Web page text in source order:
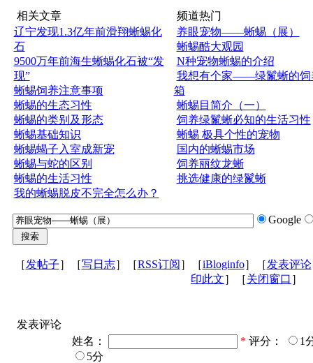
相关文章
辽宁发现1.3亿年前滑翔蜥蜴化
石
9500万年前海生蜥蜴化石被“发
现”
蜥蜴饲养注意事项
蜥蜴的生态习性
蜥蜴的类别及形态
蜥蜴基础知识
蜥蜴蝎子入室成新宠
蜥蜴与蛇的区别
蜥蜴的生活习性
我的蜥蜴脱皮不完全怎么办？
频道热门
养眼宠物——蜥蜴（展）
蜥蜴酷大观园
N种宠物蜥蜴的介绍
我想有个家——绿鬣蜥的饲
箱
蜥蜴目简介（一）
饲养绿鬣蜥必知的生活习性
蜥蜴 极具个性的宠物
国内的蜥蜴市场
饲养丽纹龙蜥
挑选健康的绿鬣蜥
Google
［发帖子］［写日志］［RSS订阅 ］［iBloginfo］［发表评论
印此文］［关闭窗口 ］
发表评论
姓名：
* 评分：
1
5分